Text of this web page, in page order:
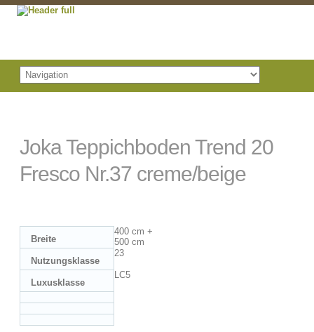
Joka Teppichboden Trend 20
Fresco Nr.37 creme/beige
Breite
400 cm +
500 cm
Nutzungsklasse
23
Luxusklasse
LC5